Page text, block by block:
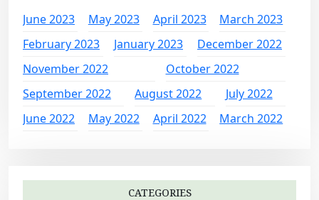
June 2023 May 2023 April 2023
March 2023
February 2023
January 2023
December 2022
November 2022
October 2022
September 2022
August 2022
July 2022
June 2022
May 2022 April 2022 March 2022
CATEGORIES